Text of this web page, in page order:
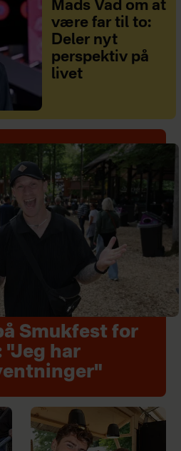
Mads Vad om at
være far til to:
Deler nyt
perspektiv på
livet
Smukfest for
har